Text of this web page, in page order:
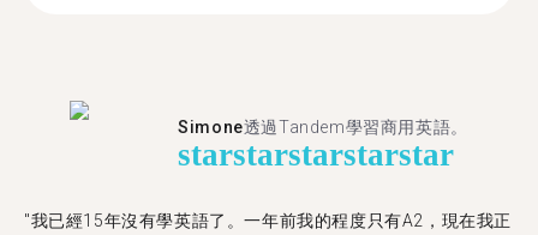
Simone透過Tandem學習商用英語。
starstarstarstarstar
"我已經15年沒有學英語了。一年前我的程度只有A2，現在我正